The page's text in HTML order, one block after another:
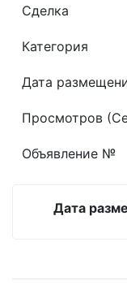
Сделка
Категория
Дата
Просмотров
Объявление №
Дата